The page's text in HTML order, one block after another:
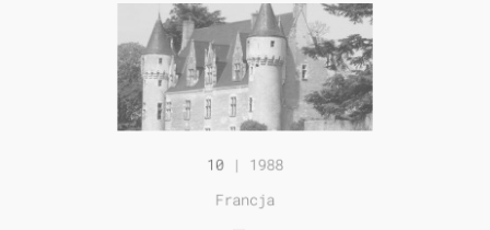
10| 1988
Francja